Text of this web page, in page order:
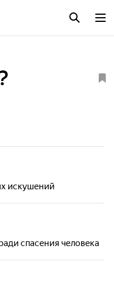
искушений
божественного в мире
до
спасения человека
божественного в мире
до